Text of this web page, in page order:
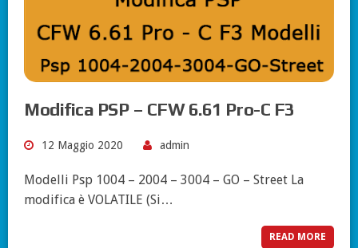
Modifica PSP – CFW 6.61 Pro-C F3
12 Maggio 2020 admin
Modelli Psp 1004 – 2004 – 3004 – GO – Street La
modifica è VOLATILE (Si…
READ MORE